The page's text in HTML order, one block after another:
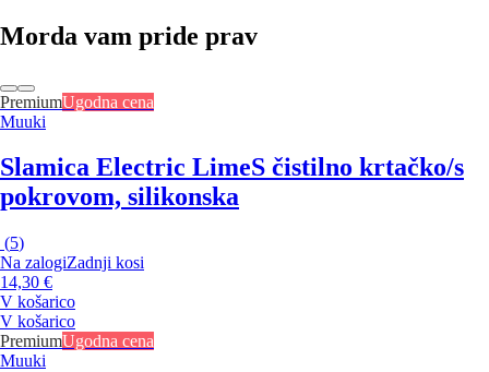
Morda vam pride prav
PremiumUgodna cena
Muuki
Slamica Electric LimeS čistilno krtačko/s
pokrovom, silikonska
(5)
Na zalogiZadnji kosi
14,30 €
V košarico
V košarico
PremiumUgodna cena
Muuki